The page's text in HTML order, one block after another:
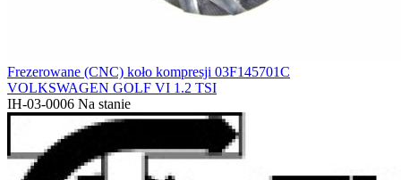
Frezerowane (CNC) koło kompresji 03F145701C
VOLKSWAGEN GOLF VI 1.2 TSI
IH-03-0006 Na stanie